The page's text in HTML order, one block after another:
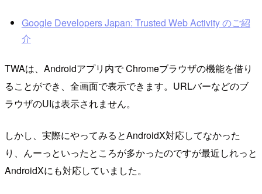
Google Developers Japan: Trusted Web Activity のご紹
介
TWAは、Androidアプリ内で Chromeブラウザの機能を借り
ることができ、全画面で表示できます。URLバーなどのブ
ラウザのUIは表示されません。
しかし、実際にやってみるとAndroidX対応してなかった
り、んーっといったところが多かったのですが最近しれっと
AndroidXにも対応していました。